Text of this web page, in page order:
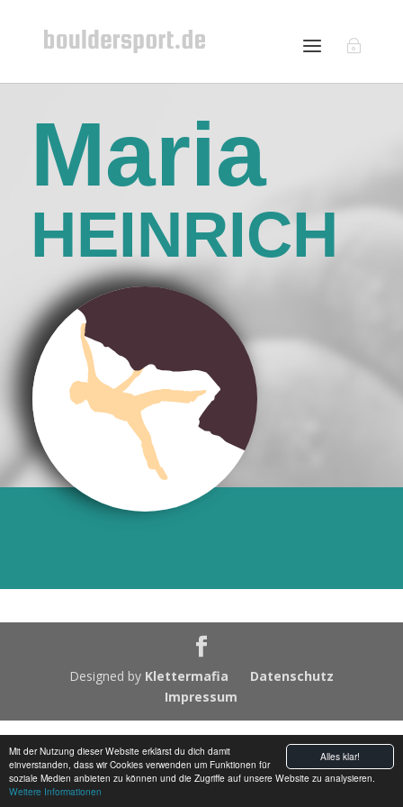
Alles klar!
Mit der Nutzung dieser Website erklärst du dich damit
einverstanden, dass wir Cookies verwenden um Funktionen für
soziale Medien anbieten zu können und die Zugriffe auf unsere Website zu analysieren.
Weitere Informationen
Maria
HEINRICH
Designed by Klettermafia
Datenschutz
Impressum